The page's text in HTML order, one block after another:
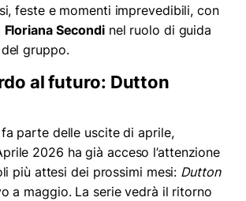
feste e momenti imprevedibili, con
Floriana Secondinel ruolo di guida
gruppo.
al futuro: Dutton
parte delle uscite di aprile,
2026 ha già acceso l’attenzione
più attesi dei prossimi mesi: Dutton
a maggio. La serie vedrà il ritorno